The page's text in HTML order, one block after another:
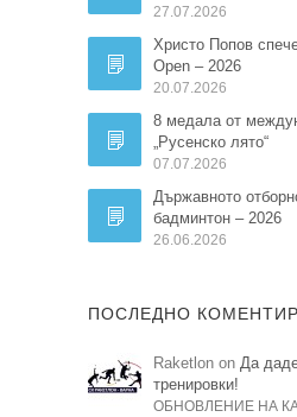
27.07.2026
Христо Попов
Open – 2026
20.07.2026
8 медала от
„Русенско лято“
07.07.2026
Държавното
бадминтон – 2026
26.06.2026
ПОСЛЕДНО
Raketlon on Да
тренировки!
ОБНОВЛЕНИЕ НА